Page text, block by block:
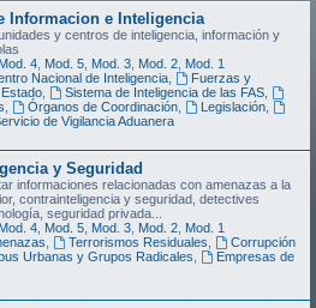
Informacion e Inteligencia
y centros de inteligencia, información y
Mod. 4 Mod. 5 Mod. 3 Mod. 2 Mod. 1
Nacional de Inteligencia,
Fuerzas y
Sistema de Inteligencia de las FAS,
Órganos de Coordinación, Legislación,
de Vigilancia Aduanera
y Seguridad
informaciones relacionadas con amenazas a la
contrainteligencia y seguridad, detectives
seguridad privada...
Mod. 4 Mod. 5 Mod. 3 Mod. 2 Mod. 1
Terrorismos Residuales
Corrupción
Urbanas y Grupos Radicales
Empresas de